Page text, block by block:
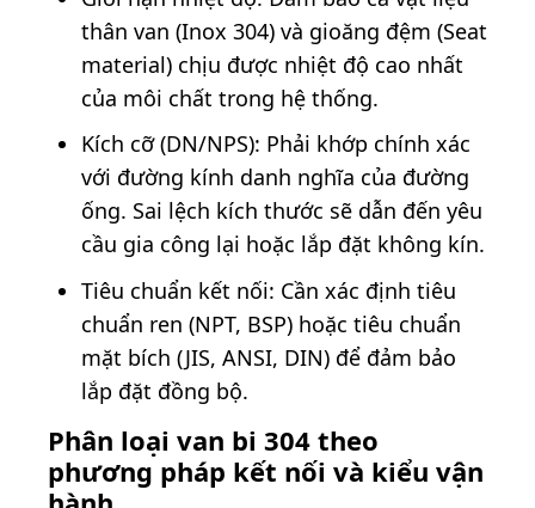
thân van (Inox 304) và gioăng đệm (Seat
material) chịu được nhiệt độ cao nhất
của môi chất trong hệ thống.
Kích cỡ (DN/NPS): Phải khớp chính xác
với đường kính danh nghĩa của đường
ống. Sai lệch kích thước sẽ dẫn đến yêu
cầu gia công lại hoặc lắp đặt không kín.
Tiêu chuẩn kết nối: Cần xác định tiêu
chuẩn ren (NPT, BSP) hoặc tiêu chuẩn
mặt bích (JIS, ANSI, DIN) để đảm bảo
lắp đặt đồng bộ.
Phân loại van bi 304 theo
phương pháp kết nối và kiểu vận